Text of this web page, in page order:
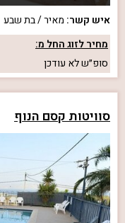
איש קשר: מאיר / בת שבע
מחיר לזוג החל מ:
סופ״שלא עודכן
סוויטות קסם הנוף